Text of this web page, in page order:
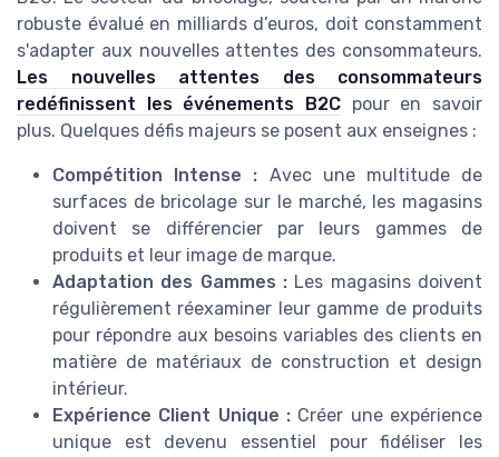
robuste évalué en milliards d’euros, doit constamment
s'adapter aux nouvelles attentes des consommateurs.
Les nouvelles attentes des consommateurs
redéfinissent les événements B2C pour en savoir
plus. Quelques défis majeurs se posent aux enseignes :
Compétition Intense : Avec une multitude de
surfaces de bricolage sur le marché, les magasins
doivent se différencier par leurs gammes de
produits et leur image de marque.
Adaptation des Gammes : Les magasins doivent
régulièrement réexaminer leur gamme de produits
pour répondre aux besoins variables des clients en
matière de matériaux de construction et design
intérieur.
Expérience Client Unique : Créer une expérience
unique est devenu essentiel pour fidéliser les